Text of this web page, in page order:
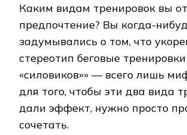
Каким видам тренировок вы
предпочтение? Вы когда-
задумывались о том, что
стереотип беговые
«силовиков»» — всего лишь
для того, чтобы эти два вида
дали эффект, нужно просто
сочетать.